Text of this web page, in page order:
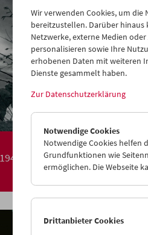
und 1956-
Wir verwenden Cookies, um
bereitzustellen. Darüber hinaus
Netzwerke, externe Medien
personalisieren sowie Ihre
erhobenen Daten mit weiteren
Dienste gesammelt haben.
Zur Datenschutzerklärung
Notwendige Cookies
Notwendige Cookies helfen
Grundfunktionen wie
ermöglichen. Die Webseite
Drittanbieter Cookies